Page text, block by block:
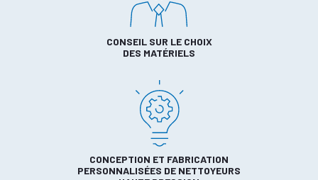
CONSEIL SUR LE CHOIX
DES MATÉRIELS
CONCEPTION ET FABRICATION
PERSONNALISÉES DE NETTOYEURS